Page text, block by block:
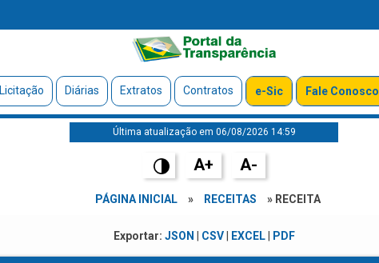
Licitação Diárias Extratos Contratos e-Sic Fale Conosco
Última atualização em 06/08/2026 14:59
A+ A-
PÁGINA INICIAL » RECEITAS » RECEITA
Exportar: JSON CSV| EXCEL| PDF